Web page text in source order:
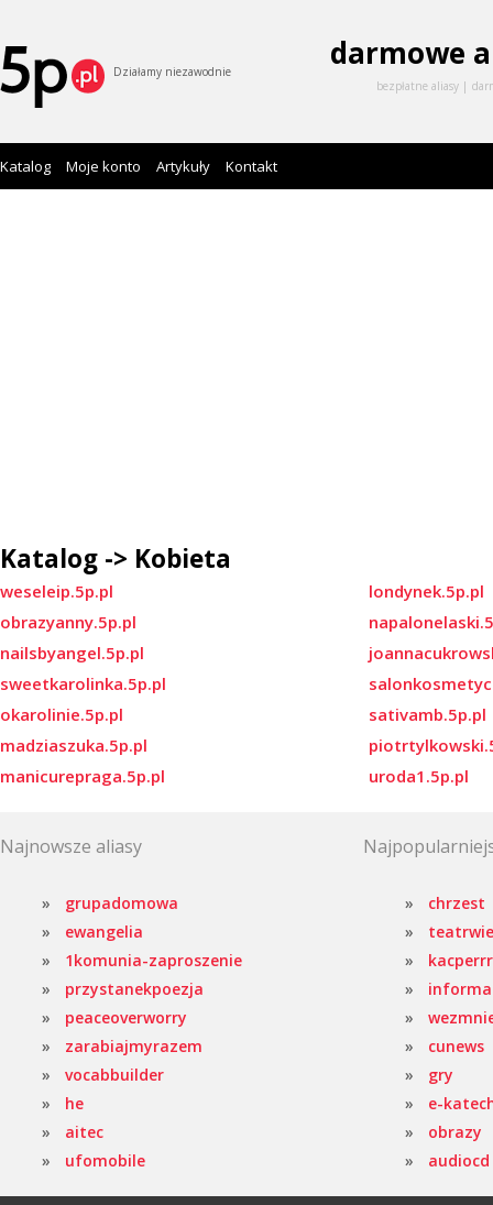
Działamy niezawodnie darmowe
bezpłatne aliasy
Katalog Moje konto Artykuły Kontakt
Katalog -> Kobieta
weseleip.5p.pl
obrazyanny.5p.pl
nailsbyangel.5p.pl
sweetkarolinka.5p.pl
okarolinie.5p.pl
madziaszuka.5p.pl
manicurepraga.5p.pl
londynek.5p.pl
sativamb.5p.pl
uroda1.5p.pl
Najnowsze aliasy
grupadomowa
ewangelia
1komunia-zaproszenie
przystanekpoezja
peaceoverworry
zarabiajmyrazem
vocabbuilder
he
aitec
ufomobile
chrzest
cunews
gry
e-
obrazy
audiocd